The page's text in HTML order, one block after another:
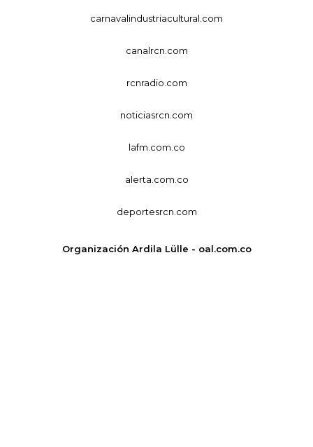
carnavalindustriacultural.com
canalrcn.com
rcnradio.com
noticiasrcn.com
lafm.com.co
alerta.com.co
deportesrcn.com
Organización Ardila Lülle - oal.com.co